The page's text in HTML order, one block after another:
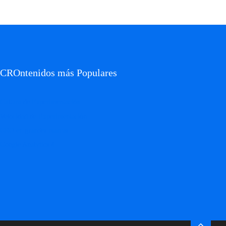
CROntenidos más Populares